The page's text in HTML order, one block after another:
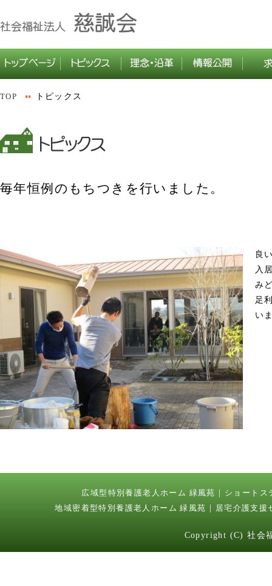
TOP トピックス
毎年恒例のもちつきを行いました。
良
入
み
足
い
広域型特別養護老人ホーム 緑風苑
ショートス
地域密着型特別養護老人ホーム 緑風苑
居宅介護支援
Copyright (C) 社会